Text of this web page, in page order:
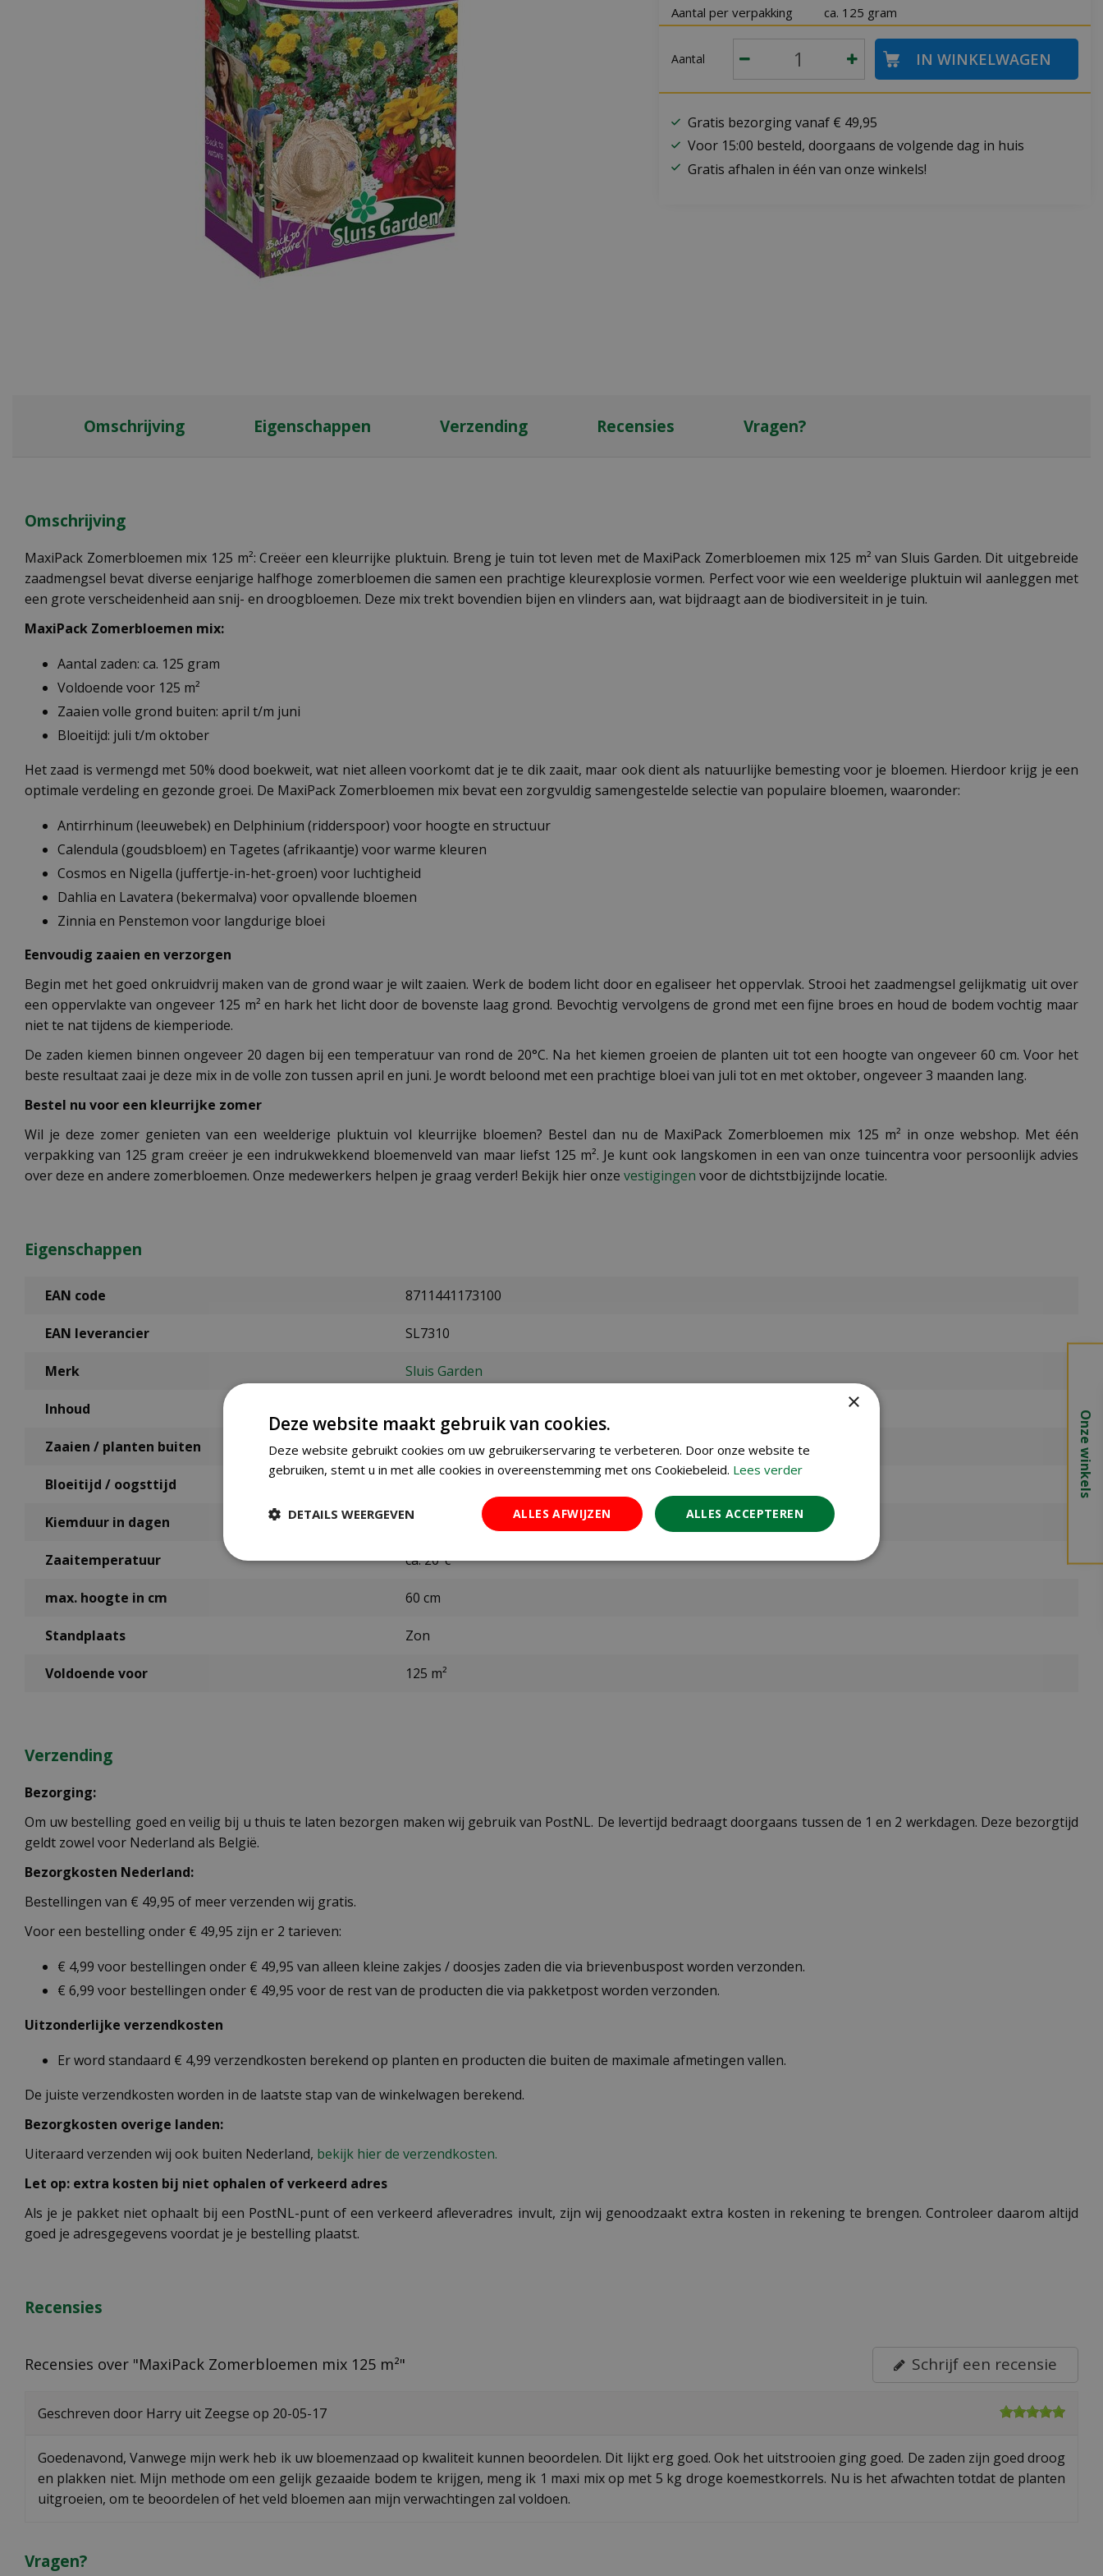
Aantal per verpakking ca. 125 gram
Aantal
Gratis bezorging vanaf € 49,95
Voor 15:00 besteld, doorgaans de volgende dag in huis
Gratis afhalen in één van onze winkels!
Omschrijving Eigenschappen Verzending Recensies Vragen?
Omschrijving
MaxiPack Zomerbloemen mix 125 m²: Creëer een kleurrijke pluktuin. Breng je tuin tot leven met de MaxiPack Zomerbloemen mix 125 m² van Sluis Garden. Dit uitgebreide
zaadmengsel bevat diverse eenjarige halfhoge zomerbloemen die samen een prachtige kleurexplosie vormen. Perfect voor wie een weelderige pluktuin wil aanleggen met
een grote verscheidenheid aan snij- en droogbloemen. Deze mix trekt bovendien bijen en vlinders aan, wat bijdraagt aan de biodiversiteit in je tuin.
MaxiPack Zomerbloemen mix:
Aantal zaden: ca. 125 gram
Voldoende voor 125 m²
Zaaien volle grond buiten: april t/m juni
Bloeitijd: juli t/m oktober
Het zaad is vermengd met 50% dood boekweit, wat niet alleen voorkomt dat je te dik zaait, maar ook dient als natuurlijke bemesting voor je bloemen. Hierdoor krijg je een
optimale verdeling en gezonde groei. De MaxiPack Zomerbloemen mix bevat een zorgvuldig samengestelde selectie van populaire bloemen, waaronder:
Antirrhinum (leeuwebek) en Delphinium (ridderspoor) voor hoogte en structuur
Calendula (goudsbloem) en Tagetes (afrikaantje) voor warme kleuren
Cosmos en Nigella (juffertje-in-het-groen) voor luchtigheid
Dahlia en Lavatera (bekermalva) voor opvallende bloemen
Zinnia en Penstemon voor langdurige bloei
Eenvoudig zaaien en verzorgen
Begin met het goed onkruidvrij maken van de grond waar je wilt zaaien. Werk de bodem licht door en egaliseer het oppervlak. Strooi het zaadmengsel gelijkmatig uit over
een oppervlakte van ongeveer 125 m² en hark het licht door de bovenste laag grond. Bevochtig vervolgens de grond met een fijne broes en houd de bodem vochtig maar
niet te nat tijdens de kiemperiode.
De zaden kiemen binnen ongeveer 20 dagen bij een temperatuur van rond de 20°C. Na het kiemen groeien de planten uit tot een hoogte van ongeveer 60 cm. Voor het
beste resultaat zaai je deze mix in de volle zon tussen april en juni. Je wordt beloond met een prachtige bloei van juli tot en met oktober, ongeveer 3 maanden lang.
Bestel nu voor een kleurrijke zomer
Wil je deze zomer genieten van een weelderige pluktuin vol kleurrijke bloemen? Bestel dan nu de MaxiPack Zomerbloemen mix 125 m² in onze webshop. Met één
verpakking van 125 gram creëer je een indrukwekkend bloemenveld van maar liefst 125 m². Je kunt ook langskomen in een van onze tuincentra voor persoonlijk advies
over deze en andere zomerbloemen. Onze medewerkers helpen je graag verder! Bekijk hier onze vestigingen voor de dichtstbijzijnde locatie.
Eigenschappen
EAN code 8711441173100
EAN leverancier SL7310
Merk Sluis Garden
Inhoud
Zaaien / planten buiten april t/m juni
Bloeitijd / oogsttijd
Kiemduur in dagen ca. 20 dagen
Zaaitemperatuur ca. 20°c
max. hoogte in cm 60 cm
Standplaats Zon
Voldoende voor 125 m²
Verzending
Bezorging:
Om uw bestelling goed en veilig bij u thuis te laten bezorgen maken wij gebruik van PostNL. De levertijd bedraagt doorgaans tussen de 1 en 2 werkdagen. Deze bezorgtijd
geldt zowel voor Nederland als België.
Bezorgkosten Nederland:
Bestellingen van € 49,95 of meer verzenden wij gratis.
Voor een bestelling onder € 49,95 zijn er 2 tarieven:
€ 4,99 voor bestellingen onder € 49,95 van alleen kleine zakjes / doosjes zaden die via brievenbuspost worden verzonden.
€ 6,99 voor bestellingen onder € 49,95 voor de rest van de producten die via pakketpost worden verzonden.
Uitzonderlijke verzendkosten
Er word standaard € 4,99 verzendkosten berekend op planten en producten die buiten de maximale afmetingen vallen.
De juiste verzendkosten worden in de laatste stap van de winkelwagen berekend.
Bezorgkosten overige landen:
Uiteraard verzenden wij ook buiten Nederland, bekijk hier de verzendkosten.
Let op: extra kosten bij niet ophalen of verkeerd adres
Als je je pakket niet ophaalt bij een PostNL-punt of een verkeerd afleveradres invult, zijn wij genoodzaakt extra kosten in rekening te brengen. Controleer daarom altijd
goed je adresgegevens voordat je je bestelling plaatst.
Recensies
Recensies over "MaxiPack Zomerbloemen mix 125 m²" Schrijf een recensie
Geschreven door Harry uit Zeegse op 20-05-17
Goedenavond, Vanwege mijn werk heb ik uw bloemenzaad op kwaliteit kunnen beoordelen. Dit lijkt erg goed. Ook het uitstrooien ging goed. De zaden zijn goed droog
en plakken niet. Mijn methode om een gelijk gezaaide bodem te krijgen, meng ik 1 maxi mix op met 5 kg droge koemestkorrels. Nu is het afwachten totdat de planten
uitgroeien, om te beoordelen of het veld bloemen aan mijn verwachtingen zal voldoen.
Vragen?
Onze winkels
×
Deze website maakt gebruik van cookies.
Deze website gebruikt cookies om uw gebruikerservaring te verbeteren. Door onze website te
gebruiken, stemt u in met alle cookies in overeenstemming met ons Cookiebeleid. Lees verder
ALLES ACCEPTEREN
ALLES AFWIJZEN
DETAILS WEERGEVEN